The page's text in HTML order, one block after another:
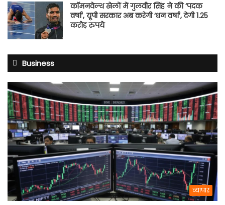
कॉमनवेल्थ खेलों में गुलवीर सिंह ने की ‘पदक
वर्षा’, यूपी सरकार अब करेगी ‘धन वर्षा’, देगी 1.25
करोड़ रुपये
Business
व्यापार